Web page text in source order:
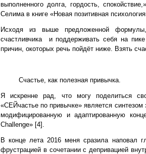
выполненного долга, гордость,
Селима в книге «Новая позитивная
Исходя из выше предложенной
счастливчика и поддерживать себя на
причин, окоторых речь пойдёт ниже. Взять
Счастье, как полезная привычка.
Я искренне рад, что могу поделиться
«СЕЙчастье по привычке» является синтезом
модифицированную и адаптированную
Challenge» [4].
В конце лета 2016 меня сразила наповал
фрустрацией в сочетании с депривацией